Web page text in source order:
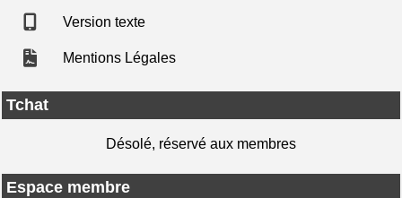
Version texte
Mentions Légales
Tchat
Désolé, réservé aux membres
Espace membre